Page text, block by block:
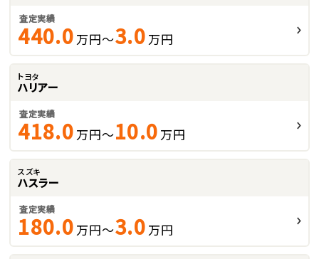
査定実績
440.0 万円～3.0 万円
トヨタ
ハリアー
査定実績
418.0 万円～10.0 万円
スズキ
ハスラー
査定実績
180.0 万円～3.0 万円